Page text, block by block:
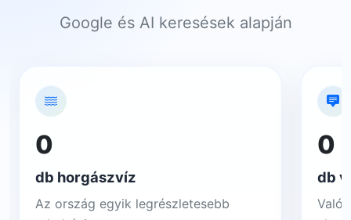
Google és AI keresések alapján
0
db horgászvíz
Az ország egyik legrészletesebb
0
db